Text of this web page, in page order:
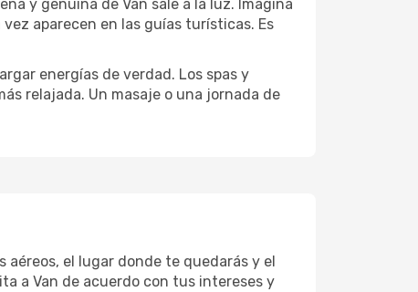
y genuina de Van sale a la luz. Imagina
aparecen en las guías turísticas. Es
energías de verdad. Los spas y
relajada. Un masaje o una jornada de
aéreos, el lugar donde te quedarás y el
a Van de acuerdo con tus intereses y